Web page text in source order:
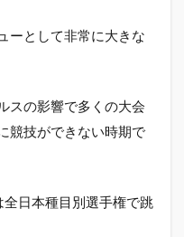
ーとして非常に大きな
スの影響で多くの大会
競技ができない時期で
日本種目別選手権で跳